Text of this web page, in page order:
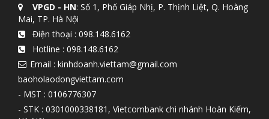
VPGD - HN: Số 1, Phố Giáp Nhị, P. Thịnh Liệt, Q. Hoàng
Mai, TP. Hà Nội
Điện thoại : 098.148.6162
Hotline : 098.148.6162
Email : kinhdoanh.viettam@gmail.com
baoholaodongviettam.com
- MST : 0106776307
- STK : 0301000338181, Vietcombank chi nhánh Hoàn Kiếm,